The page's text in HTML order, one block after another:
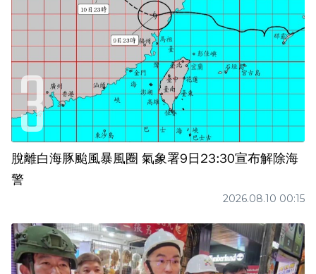
脫離白海豚颱風暴風圈 氣象署9日23:30宣布解除海
警
2026.08.10 00:15